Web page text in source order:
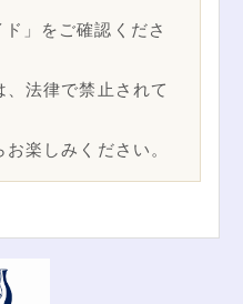
」をご確認くださ
法律で禁止されて
楽しみください。